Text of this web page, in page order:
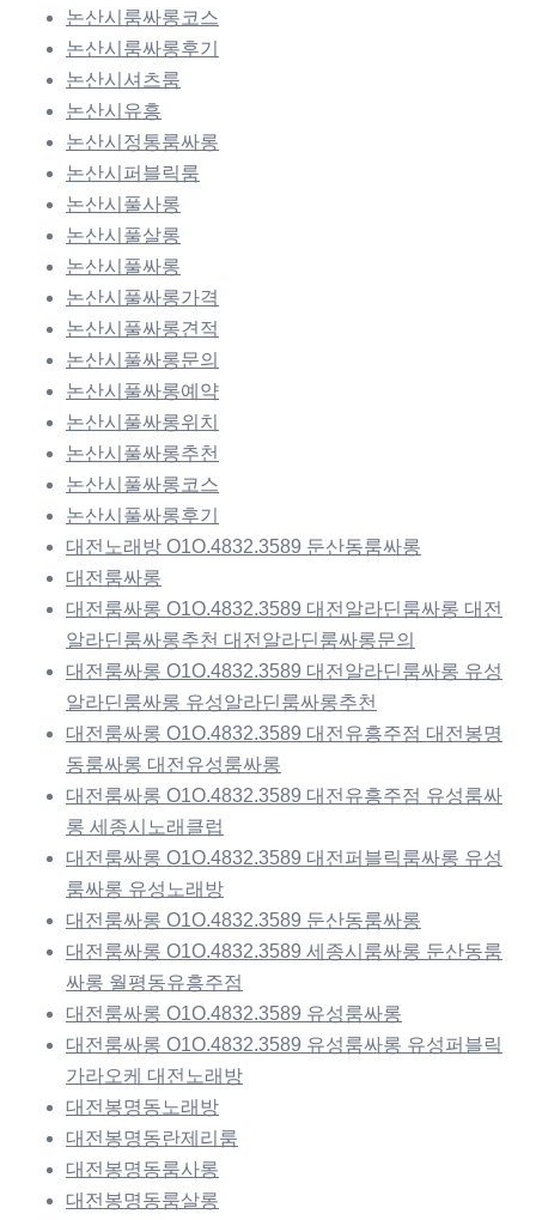
논산시룸싸롱코스
논산시룸싸롱후기
논산시셔츠룸
논산시유흥
논산시정통룸싸롱
논산시퍼블릭룸
논산시풀사롱
논산시풀살롱
논산시풀싸롱
논산시풀싸롱가격
논산시풀싸롱견적
논산시풀싸롱문의
논산시풀싸롱예약
논산시풀싸롱위치
논산시풀싸롱추천
논산시풀싸롱코스
논산시풀싸롱후기
대전노래방 O1O.4832.3589 둔산동룸싸롱
대전룸싸롱
대전룸싸롱 O1O.4832.3589 대전알라딘룸싸롱 대전
알라딘룸싸롱추천 대전알라딘룸싸롱문의
대전룸싸롱 O1O.4832.3589 대전알라딘룸싸롱 유성
알라딘룸싸롱 유성알라딘룸싸롱추천
대전룸싸롱 O1O.4832.3589 대전유흥주점 대전봉명
동룸싸롱 대전유성룸싸롱
대전룸싸롱 O1O.4832.3589 대전유흥주점 유성룸싸
롱 세종시노래클럽
대전룸싸롱 O1O.4832.3589 대전퍼블릭룸싸롱 유성
룸싸롱 유성노래방
대전룸싸롱 O1O.4832.3589 둔산동룸싸롱
대전룸싸롱 O1O.4832.3589 세종시룸싸롱 둔산동룸
싸롱 월평동유흥주점
대전룸싸롱 O1O.4832.3589 유성룸싸롱
대전룸싸롱 O1O.4832.3589 유성룸싸롱 유성퍼블릭
가라오케 대전노래방
대전봉명동노래방
대전봉명동란제리룸
대전봉명동룸사롱
대전봉명동룸살롱